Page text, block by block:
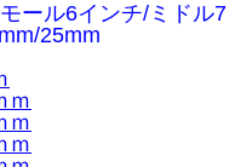
ール6インチ/ミドル7
25mm
ｍ
ｍ
ｍ